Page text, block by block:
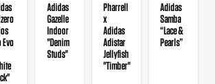
Evo
Adidas
Gazelle
Indoor
"Denim
Studs"
Pharrell
x
Adidas
Adistar
Jellyfish
"Timber"
Adidas
Samba
“Lace &
Pearls”